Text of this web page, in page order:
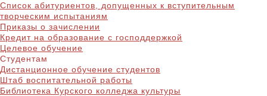
Список абитуриентов, допущенных к вступительным
творческим испытаниям
Приказы о зачислении
Кредит на образование с господдержкой
Целевое обучение
Студентам
Дистанционное обучение студентов
Штаб воспитательной работы
Библиотека Курского колледжа культуры